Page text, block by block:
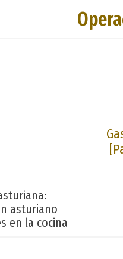
asturiano
en la cocina